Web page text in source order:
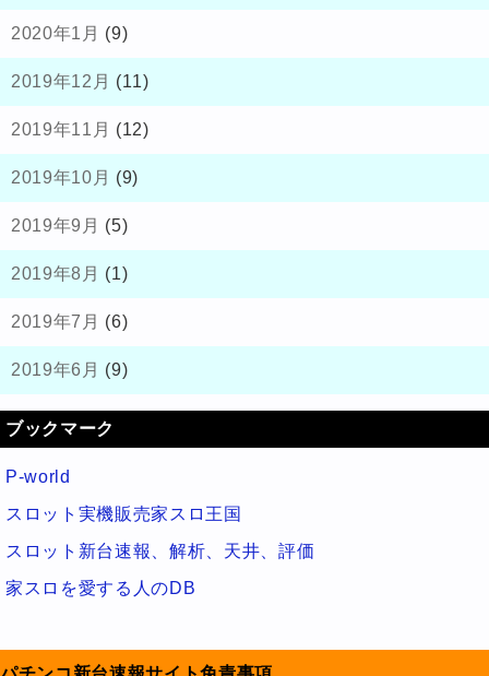
2020年1月 (9)
2019年12月 (11)
2019年11月 (12)
2019年10月 (9)
2019年9月 (5)
2019年8月 (1)
2019年7月 (6)
2019年6月 (9)
ブックマーク
P-world
スロット実機販売家スロ王国
スロット新台速報、解析、天井、評価
家スロを愛する人のDB